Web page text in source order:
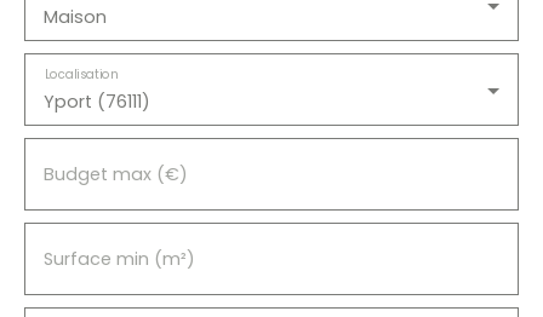
Maison
Yport (76111)
Localisation
Budget max (€)
Surface min (m²)